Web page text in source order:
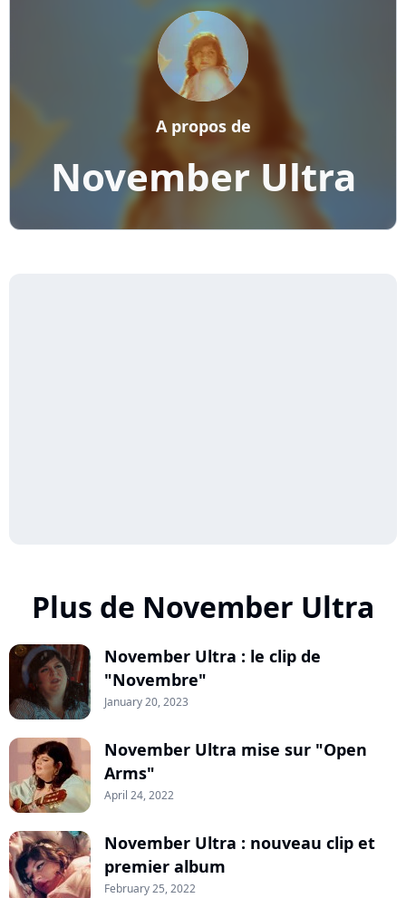
November Ultra
A propos de
Plus de November Ultra
November Ultra : le clip de
"Novembre"
January 20, 2023
November Ultra mise sur "Open
Arms"
April 24, 2022
November Ultra : nouveau clip et
premier album
February 25, 2022